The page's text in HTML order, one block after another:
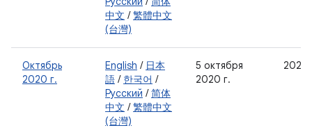
中文 /繁體中文
(台灣)
Октябрь
2020 г.
English / 日本
語 / 한국어 /
Русский /简体
中文 /繁體中文
(台灣)
5 октября
2020 г.